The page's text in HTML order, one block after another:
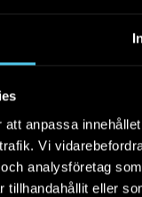
anpassa
Vi
analysföretag
tillhandahållit eller
RAPPORT 2016:2
och 2, Uppland.